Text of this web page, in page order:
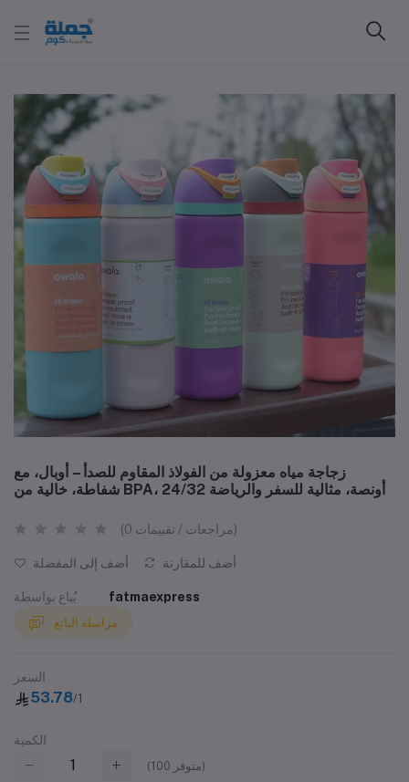
زجاجة مياه معزولة من الفولاذ المقاوم للصدأ – أوبال، مع
شفاطة، خالية من BPA، 24/32 أونصة، مثالية للسفر والرياضة
(0 مراجعات / تقييمات)
أضف إلى المفضلة أضف للمقارنة
يُباع بواسطة fatmaexpress
مراسلة البائع
السعر
53.78/1
الكمية
(100 متوفر)